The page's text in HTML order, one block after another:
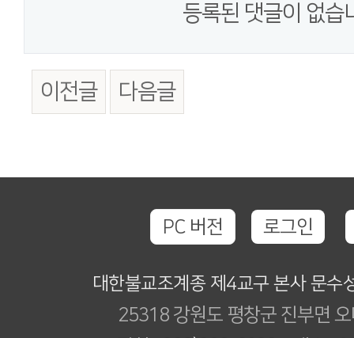
등록된 댓글이 없습
이전글 다음글
PC 버전 로그인
대한불교조계종 제4교구 본사 문수
25318 강원도 평창군 진부면